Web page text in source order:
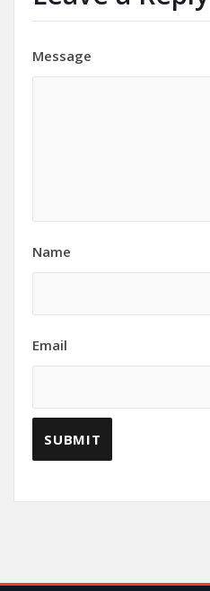
Message
Name
Email